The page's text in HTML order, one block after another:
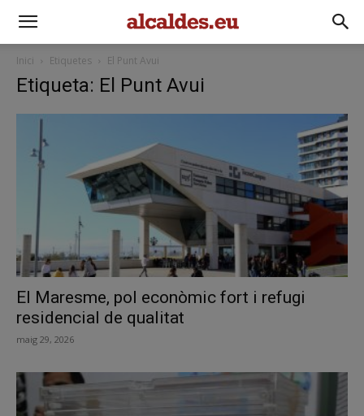
Inici Etiquetes El Punt Avui
Etiqueta: El Punt Avui
El Maresme, pol econòmic fort i refugi
residencial de qualitat
maig 29, 2026